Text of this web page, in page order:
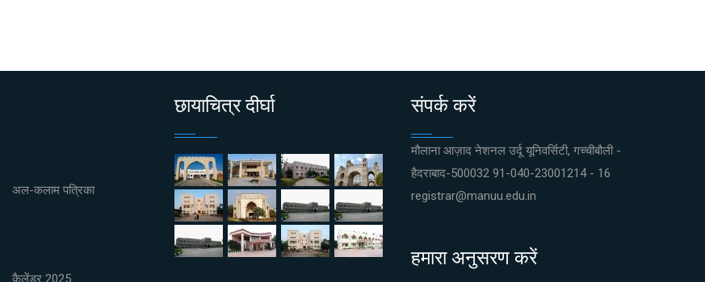
अल-कलाम पत्रिका
कैलेंडर 2025
छायाचित्र दीर्घा संपर्क करें
मौलाना आज़ाद नेशनल उर्दू यूनिवर्सिटी, गच्चीबौली -
हैदराबाद-500032 91-040-23001214 - 16
registrar@manuu.edu.in
हमारा अनुसरण करें